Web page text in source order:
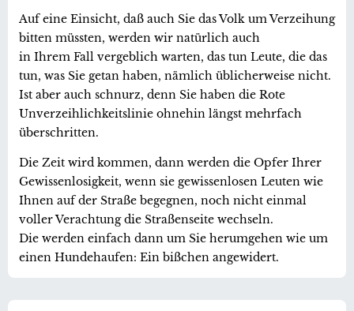
Auf eine Einsicht, daß auch Sie das Volk um Verzeihung
bitten müssten, werden wir natürlich auch
in Ihrem Fall vergeblich warten, das tun Leute, die das
tun, was Sie getan haben, nämlich üblicherweise nicht.
Ist aber auch schnurz, denn Sie haben die Rote
Unverzeihlichkeitslinie ohnehin längst mehrfach
überschritten.
Die Zeit wird kommen, dann werden die Opfer Ihrer
Gewissenlosigkeit, wenn sie gewissenlosen Leuten wie
Ihnen auf der Straße begegnen, noch nicht einmal
voller Verachtung die Straßenseite wechseln.
Die werden einfach dann um Sie herumgehen wie um
einen Hundehaufen: Ein bißchen angewidert.